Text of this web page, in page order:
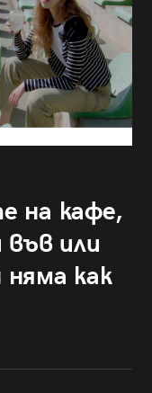
на кафе,
или
няма как